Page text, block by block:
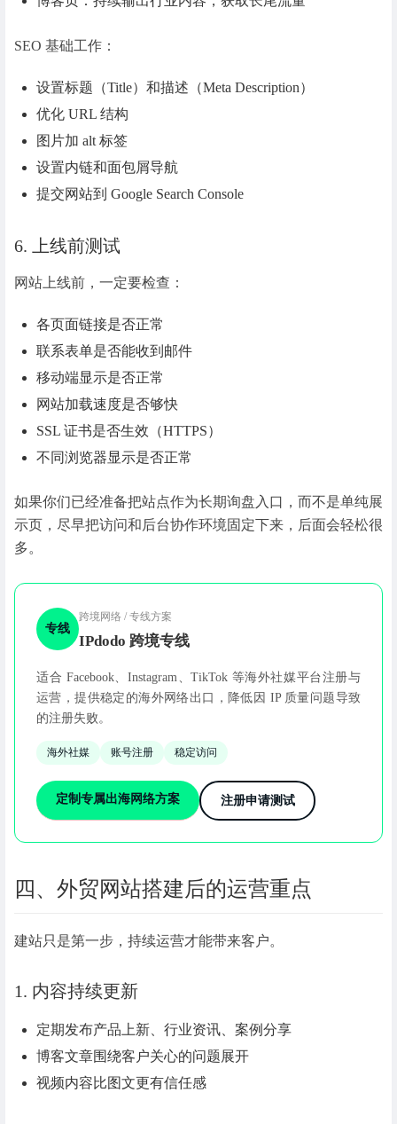
SEO 基础工作：
设置标题（Title）和描述（Meta Description）
优化 URL 结构
图片加 alt 标签
设置内链和面包屑导航
提交网站到 Google Search Console
6. 上线前测试
网站上线前，一定要检查：
各页面链接是否正常
联系表单是否能收到邮件
移动端显示是否正常
网站加载速度是否够快
SSL 证书是否生效（HTTPS）
不同浏览器显示是否正常
如果你们已经准备把站点作为长期询盘入口，而不是单纯展
示页，尽早把访问和后台协作环境固定下来，后面会轻松很
多。
专线
跨境网络 / 专线方案
IPdodo 跨境专线
适合 Facebook、Instagram、TikTok 等海外社媒平台注册与
运营，提供稳定的海外网络出口，降低因 IP 质量问题导致
的注册失败。
海外社媒 账号注册 稳定访问
定制专属出海网络方案 注册申请测试
四、外贸网站搭建后的运营重点
建站只是第一步，持续运营才能带来客户。
1. 内容持续更新
定期发布产品上新、行业资讯、案例分享
博客文章围绕客户关心的问题展开
视频内容比图文更有信任感